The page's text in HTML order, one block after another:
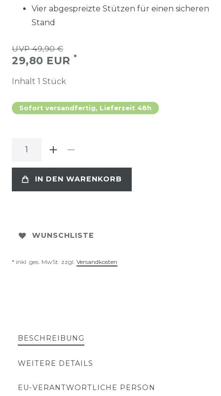
Vier abgespreizte Stützen für einen sicheren
Stand
UVP 49,90 €
29,80 EUR *
Inhalt 1 Stück
Sofort versandfertig, Lieferzeit 48h
IN DEN WARENKORB
WUNSCHLISTE
* inkl. ges. MwSt. zzgl. Versandkosten
BESCHREIBUNG
WEITERE DETAILS
EU-VERANTWORTLICHE PERSON